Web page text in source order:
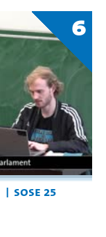
6
SoSe 25